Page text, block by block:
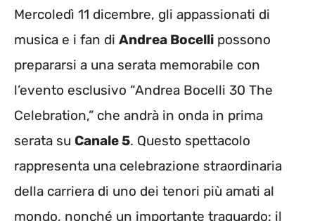
Mercoledì 11 dicembre, gli appassionati di
musica e i fan di Andrea Bocelli possono
prepararsi a una serata memorabile con
l’evento esclusivo “Andrea Bocelli 30 The
Celebration,” che andrà in onda in prima
serata su Canale 5. Questo spettacolo
rappresenta una celebrazione straordinaria
della carriera di uno dei tenori più amati al
mondo, nonché un importante traguardo: il